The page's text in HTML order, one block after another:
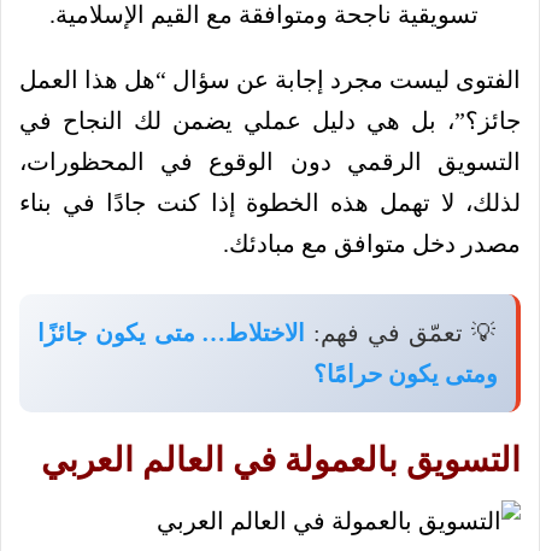
تسويقية ناجحة ومتوافقة مع القيم الإسلامية.
الفتوى ليست مجرد إجابة عن سؤال “هل هذا العمل
جائز؟”، بل هي دليل عملي يضمن لك النجاح في
التسويق الرقمي دون الوقوع في المحظورات،
لذلك، لا تهمل هذه الخطوة إذا كنت جادًا في بناء
مصدر دخل متوافق مع مبادئك.
💡 تعمّق في فهم:
الاختلاط… متى يكون جائزًا
ومتى يكون حرامًا؟
التسويق بالعمولة في العالم العربي